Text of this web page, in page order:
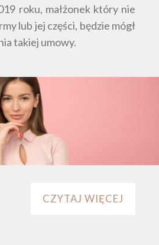
roku, małżonek który nie
lub jej części, będzie mógł
takiej umowy.
CZYTAJ WIĘCEJ